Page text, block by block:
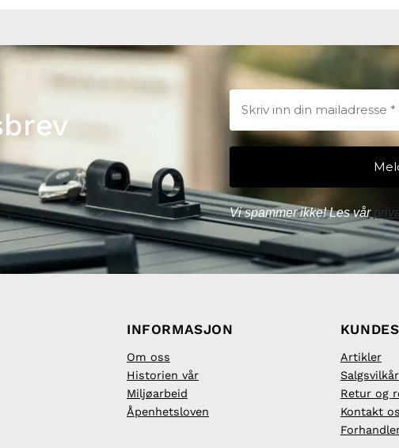
Vi spammer ikke! Les vår
INFORMASJON
Om oss
Historien vår
Miljøarbeid
Åpenhetsloven
Artikler
Salgsvilkår
Retur og
Kontakt